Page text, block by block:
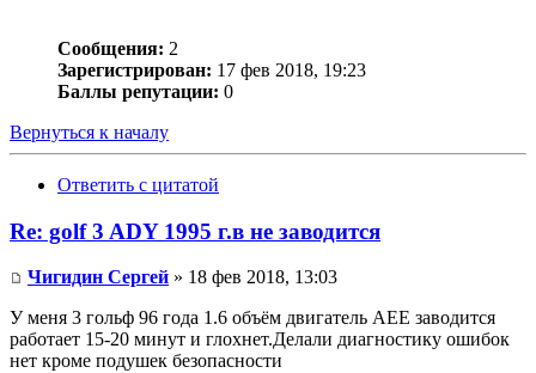
Сообщения: 2
Зарегистрирован: 17 фев 2018, 19:23
Баллы репутации: 0
Вернуться к началу
Ответить с цитатой
Re: golf 3 ADY 1995 г.в не заводится
Чигидин Сергей » 18 фев 2018, 13:03
У меня 3 гольф 96 года 1.6 объём двигатель АЕЕ заводится
работает 15-20 минут и глохнет.Делали диагностику ошибок
нет кроме подушек безопасности